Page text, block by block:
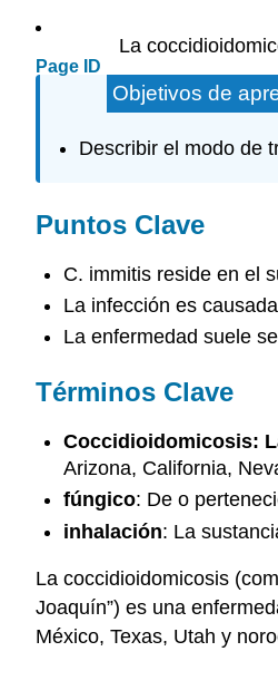
Page ID
La
Objetivos de
Describir el modo de
Puntos Clave
C. immitis reside en el
La infección es
La enfermedad suele
Términos Clave
Coccidioidomicosis:
Arizona, California,
fúngico: De o
inhalación: La
La coccidioidomicosis
Joaquín”) es una
México, Texas, Utah y